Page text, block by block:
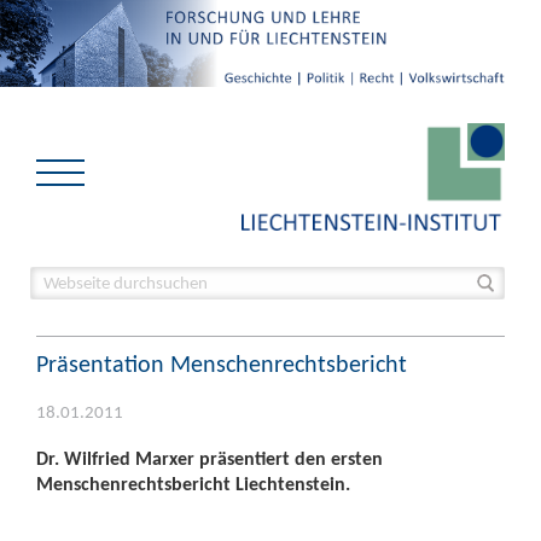
Präsentation Menschenrechtsbericht
18.01.2011
Dr. Wilfried Marxer präsentiert den ersten
Menschenrechtsbericht Liechtenstein.